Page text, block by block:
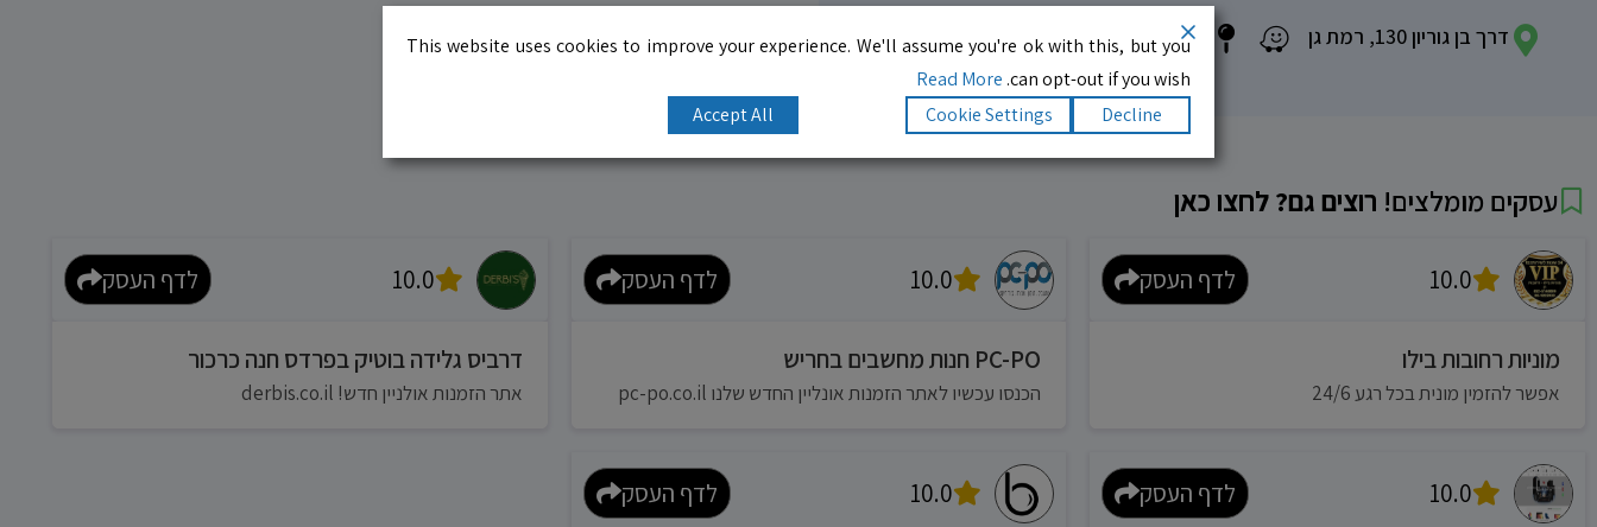
דרך בן גוריון 130, רמת גן
עסקים מומלצים! רוצים גם? לחצו כאן
10.0 לדף העסק
מוניות רחובות בילו
אפשר להזמין מונית בכל רגע 24/6
10.0 לדף העסק
PC-PO חנות מחשבים בחריש
הכנסו עכשיו לאתר הזמנות אונליין החדש שלנו pc-po.co.il
10.0 לדף העסק
דרביס גלידה בוטיק בפרדס חנה כרכור
אתר הזמנות אולניין חדש! derbis.co.il
10.0 לדף העסק 10.0 לדף העסק
This website uses cookies to improve your experience. We'll assume you're ok with this, but you
can opt-out if you wish.
Read More
Decline
Cookie Settings
Accept All